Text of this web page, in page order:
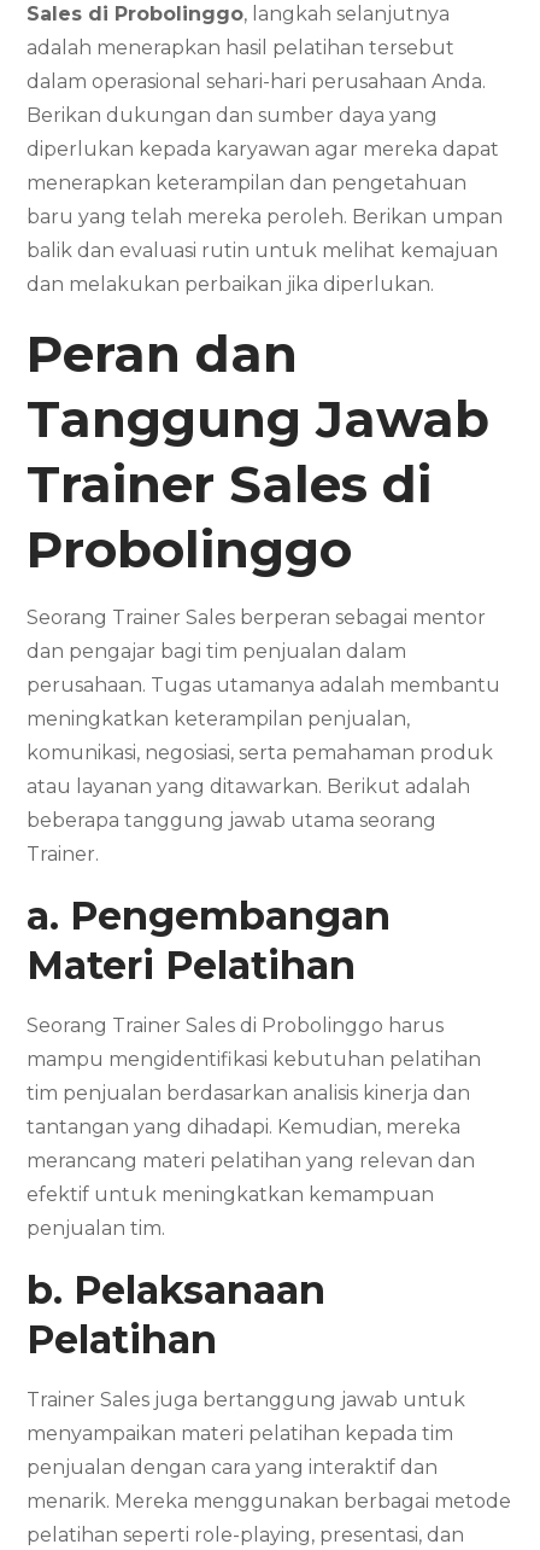
Sales di Probolinggo, langkah selanjutnya
adalah menerapkan hasil pelatihan tersebut
dalam operasional sehari-hari perusahaan Anda.
Berikan dukungan dan sumber daya yang
diperlukan kepada karyawan agar mereka dapat
menerapkan keterampilan dan pengetahuan
baru yang telah mereka peroleh. Berikan umpan
balik dan evaluasi rutin untuk melihat kemajuan
dan melakukan perbaikan jika diperlukan.
Peran dan
Tanggung Jawab
Trainer Sales di
Probolinggo
Seorang Trainer Sales berperan sebagai mentor
dan pengajar bagi tim penjualan dalam
perusahaan. Tugas utamanya adalah membantu
meningkatkan keterampilan penjualan,
komunikasi, negosiasi, serta pemahaman produk
atau layanan yang ditawarkan. Berikut adalah
beberapa tanggung jawab utama seorang
Trainer.
a. Pengembangan
Materi Pelatihan
Seorang Trainer Sales di Probolinggo harus
mampu mengidentifikasi kebutuhan pelatihan
tim penjualan berdasarkan analisis kinerja dan
tantangan yang dihadapi. Kemudian, mereka
merancang materi pelatihan yang relevan dan
efektif untuk meningkatkan kemampuan
penjualan tim.
b. Pelaksanaan
Pelatihan
Trainer Sales juga bertanggung jawab untuk
menyampaikan materi pelatihan kepada tim
penjualan dengan cara yang interaktif dan
menarik. Mereka menggunakan berbagai metode
pelatihan seperti role-playing, presentasi, dan